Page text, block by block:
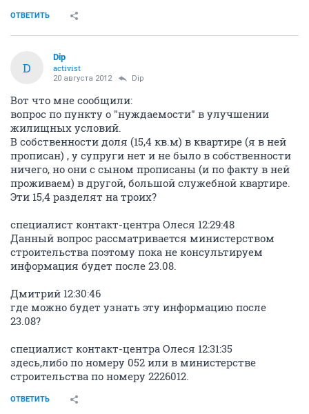
ОТВЕТИТЬ
D
Dip
activist
20 августа 2012 Dip
Вот что мне сообщили:
вопрос по пункту о "нуждаемости" в улучшении
жилищных условий.
В собственности доля (15,4 кв.м) в квартире (я в ней
прописан) , у супруги нет и не было в собственности
ничего, но они с сыном прописаны (и по факту в ней
проживаем) в другой, большой служебной квартире.
Эти 15,4 разделят на троих?
специалист контакт-центра Олеся 12:29:48
Данный вопрос рассматривается министерством
строительства поэтому пока не консультируем
информация будет после 23.08.
Дмитрий 12:30:46
где можно будет узнать эту информацию после
23.08?
специалист контакт-центра Олеся 12:31:35
здесь,либо по номеру 052 или в министерстве
строительства по номеру 2226012.
ОТВЕТИТЬ